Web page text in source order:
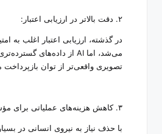
۲. دقت بالاتر در ارزیابی اعتبار :
در گذشته، ارزیابی اعتبار اغلب به
می‌شد، اما
از داده‌های
تصویری واقعی‌تر از توان
۳.کاهش هزینه‌های عملیاتی برای
با حذف نیاز به نیروی انسانی در